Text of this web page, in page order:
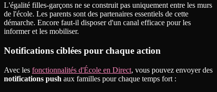
L'égalité filles-garçons ne se construit pas uniquement entre les murs
de l'école. Les parents sont des partenaires essentiels de cette
démarche. Encore faut-il disposer d'un canal efficace pour les
informer et les mobiliser.
Notifications ciblées pour chaque action
Avec les fonctionnalités d'École en Direct, vous pouvez envoyer des
notifications push aux familles pour chaque temps fort :